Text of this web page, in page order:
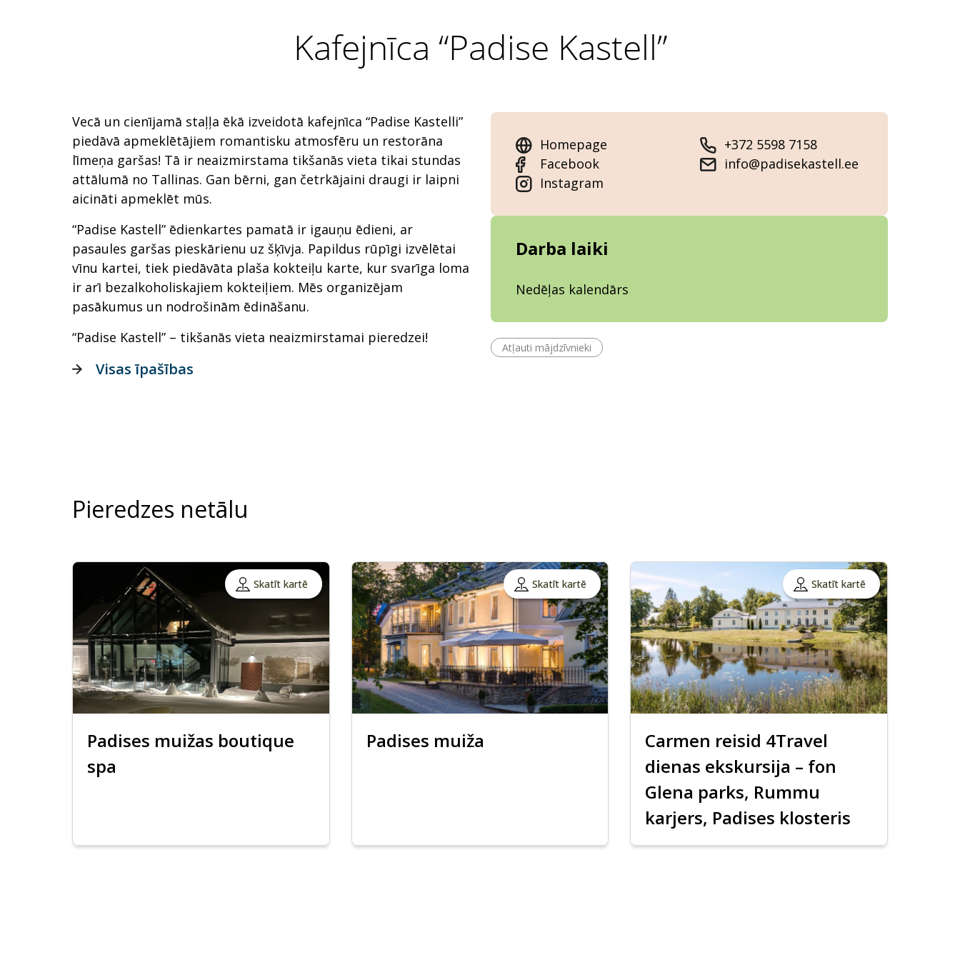
Kafejnīca “Padise Kastell”
Vecā un cienījamā staļļa ēkā izveidotā kafejnīca “Padise Kastelli”
piedāvā apmeklētājiem romantisku atmosfēru un restorāna
līmeņa garšas! Tā ir neaizmirstama tikšanās vieta tikai stundas
attālumā no Tallinas. Gan bērni, gan četrkājaini draugi ir laipni
aicināti apmeklēt mūs.
“Padise Kastell” ēdienkartes pamatā ir igauņu ēdieni, ar
pasaules garšas pieskārienu uz šķīvja. Papildus rūpīgi izvēlētai
vīnu kartei, tiek piedāvāta plaša kokteiļu karte, kur svarīga loma
ir arī bezalkoholiskajiem kokteiļiem. Mēs organizējam
pasākumus un nodrošinām ēdināšanu.
“Padise Kastell” – tikšanās vieta neaizmirstamai pieredzei!
Homepage
Facebook
Instagram
+372 5598 7158
info@padisekastell.ee
Darba laiki
Nedēļas kalendārs
Atļauti mājdzīvnieki
Visas īpašības
Pieredzes netālu
Skatīt kartē
Padises muižas boutique
spa
Skatīt kartē
Padises muiža
Skatīt kartē
Carmen reisid 4Travel
dienas ekskursija – fon
Glena parks, Rummu
karjers, Padises klosteris